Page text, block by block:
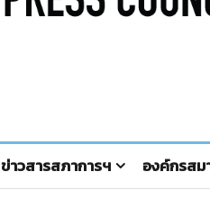
ข่าวสารสภาการฯ องค์กรสม